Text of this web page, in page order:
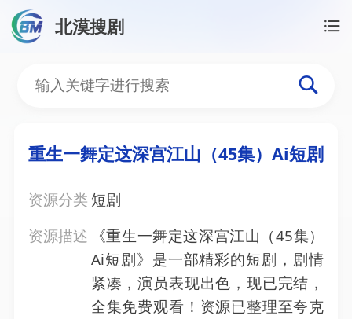
北漠搜剧
重生一舞定这深宫江山（
重生一舞定这深宫江山（45集）Ai短剧
资源分类 短剧
资源描述
《重生一舞定这深宫江山（45集）
Ai短剧》是一部精彩的短剧，剧情
紧凑，演员表现出色，现已完结，
全集免费观看！资源已整理至夸克